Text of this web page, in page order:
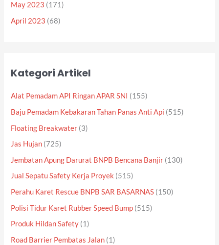
May 2023 (171)
April 2023 (68)
Kategori Artikel
Alat Pemadam API Ringan APAR SNI (155)
Baju Pemadam Kebakaran Tahan Panas Anti Api (515)
Floating Breakwater (3)
Jas Hujan (725)
Jembatan Apung Darurat BNPB Bencana Banjir (130)
Jual Sepatu Safety Kerja Proyek (515)
Perahu Karet Rescue BNPB SAR BASARNAS (150)
Polisi Tidur Karet Rubber Speed Bump (515)
Produk Hildan Safety (1)
Road Barrier Pembatas Jalan (1)